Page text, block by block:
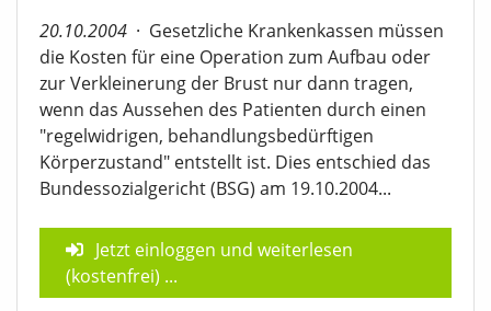
20.10.2004 · Gesetzliche Krankenkassen müssen
die Kosten für eine Operation zum Aufbau oder
zur Verkleinerung der Brust nur dann tragen,
wenn das Aussehen des Patienten durch einen
"regelwidrigen, behandlungsbedürftigen
Körperzustand" entstellt ist. Dies entschied das
Bundessozialgericht (BSG) am 19.10.2004...
Jetzt einloggen und weiterlesen
(kostenfrei) ...